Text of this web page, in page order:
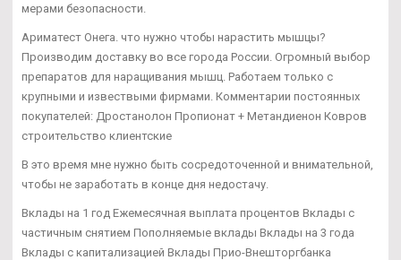
мерами безопасности.
Ариматест Онега. что нужно чтобы нарастить мышцы?
Производим доставку во все города России. Огромный выбор
препаратов для наращивания мышц. Работаем только с
крупными и извествыми фирмами. Комментарии постоянных
покупателей: Дростанолон Пропионат + Метандиенон Ковров
строительство клиентские
В это время мне нужно быть сосредоточенной и внимательной,
чтобы не заработать в конце дня недостачу.
Вклады на 1 год Ежемесячная выплата процентов Вклады с
частичным снятием Пополняемые вклады Вклады на 3 года
Вклады с капитализацией Вклады Прио-Внешторгбанка